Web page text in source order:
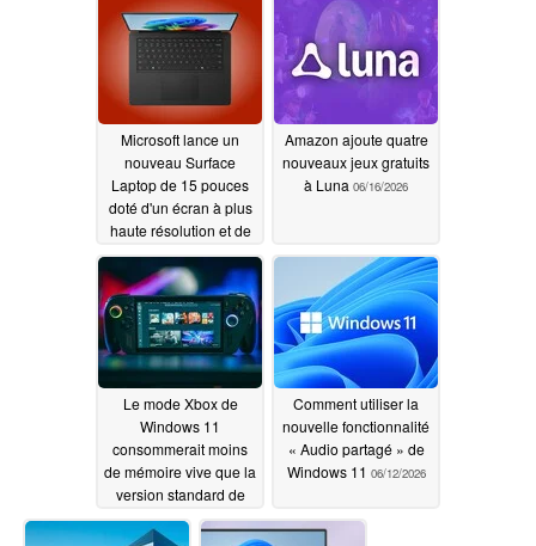
Microsoft lance un
nouveau Surface
Laptop de 15 pouces
doté d'un écran à plus
haute résolution et de
processeurs plus
puissants06/17/2026
Amazon ajoute quatre
nouveaux jeux gratuits
à Luna 06/16/2026
Le mode Xbox de
Windows 11
consommerait moins
de mémoire vive que la
version standard de
Windows 11, mais cela
ne se traduit pas par
Comment utiliser la
nouvelle fonctionnalité
« Audio partagé » de
Windows 11 06/12/2026